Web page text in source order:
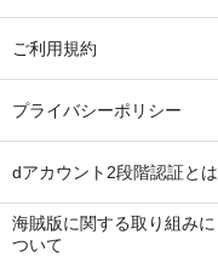
ご利用規約
プライバシーポリシー
dアカウント2段階認証とは
海賊版に関する取り組みに
ついて